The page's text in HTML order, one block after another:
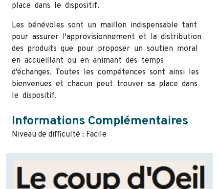
place dans le dispositif.
Les bénévoles sont un maillon indispensable tant
pour assurer l'approvisionnement et la distribution
des produits que pour proposer un soutien moral
en accueillant ou en animant des temps
d'échanges. Toutes les compétences sont ainsi les
bienvenues et chacun peut trouver sa place dans
le dispositif.
Informations Complémentaires
Niveau de difficulté : Facile